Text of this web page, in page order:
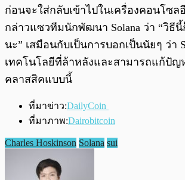
ก่อนจะใส่กลับเข้าไปในเครื่องคอนโซล
กล่าวแซวทีมนักพัฒนา Solana ว่า “วิธี
นะ” เสมือนกับเป็นการบอกเป็นนัยๆ ว่า
เทคโนโลยีที่ล้าหลังและสามารถแก้ปัญ
คลาสสิคแบบนี้
ที่มาข่าว:DailyCoin
ที่มาภาพ:Dairobitcoin
Charles Hoskinson Solana sui